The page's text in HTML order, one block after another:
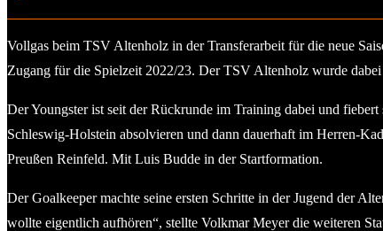
Vollgas beim TSV Altenholz in der Transferarbeit für die neue
Zugang für die Spielzeit 2022/23. Der TSV Altenholz wurde
Der Youngster ist seit der Rückrunde im Training dabei und
Schleswig-Holstein absolvieren und dann dauerhaft im Herren-
Preußen Reinfeld. Mit Luis Budde in der Startformation.
Der Goalkeeper machte seine ersten Schritte in der Jugend der
wollte eigentlich aufhören“, stellte Volkmar Meyer die weiteren